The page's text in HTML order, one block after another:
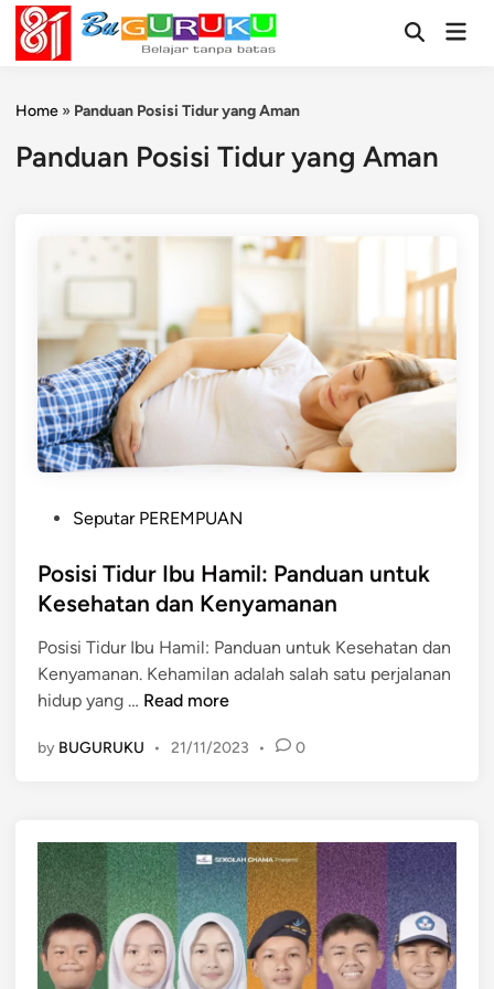
Skip
content
OpenMain
Home » Panduan Posisi Tidur yang Aman
Panduan Posisi Tidur yang Aman
s
t
d
i
n
Seputar PEREMPUAN
Posisi Tidur Ibu Hamil: Panduan untuk
Kesehatan dan Kenyamanan
Posisi Tidur Ibu Hamil: Panduan untuk Kesehatan dan
Kenyamanan. Kehamilan adalah salah satu perjalanan
hidup yang … P
s
T
i
d
u
r
Read more
by BUGURUKU • 21/11/2023 • 0